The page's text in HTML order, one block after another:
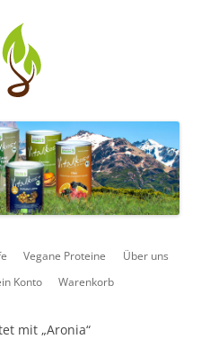
Vegane Proteine
Über uns
Konto Warenkorb
mit „Aronia“